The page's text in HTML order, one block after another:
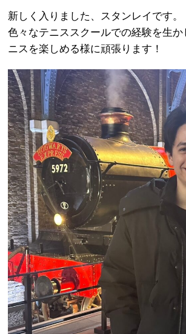
新しく入りました、スタンレイです。
色々なテニススクールでの経験を生
ニスを楽しめる様に頑張ります！